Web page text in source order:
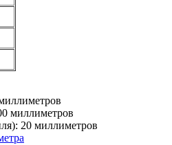
миллиметров
20 миллиметров